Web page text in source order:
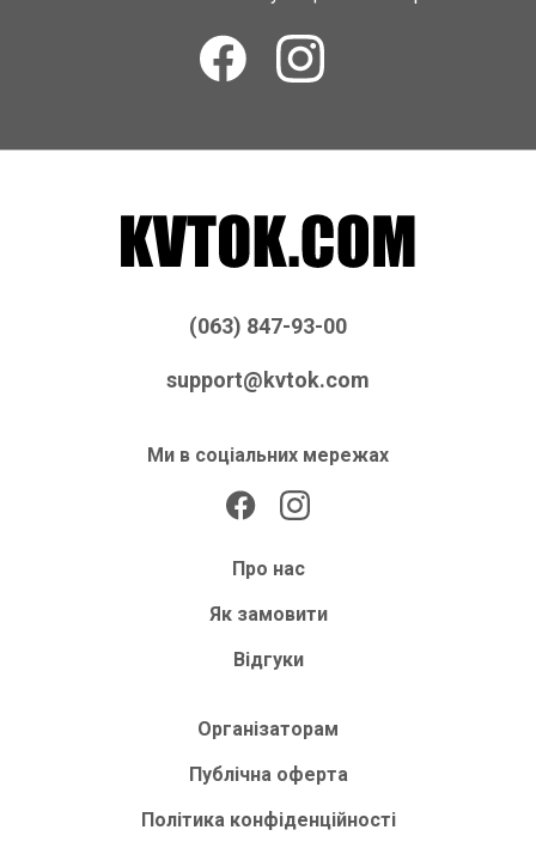
(063) 847-93-00
support@kvtok.com
Ми в соціальних мережах
Про нас
Як замовити
Відгуки
Організаторам
Публічна оферта
Політика конфіденційності